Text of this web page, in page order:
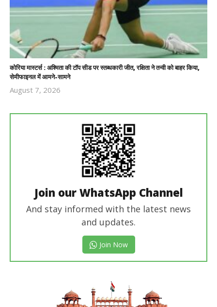
कोरिया मास्टर्स : अश्मिता की टॉप सीड पर स्तब्धकारी जीत, रक्षिता ने तन्वी को बाहर किया,
सेमीफाइनल में आमने-सामने
August 7, 2026
Join our WhatsApp Channel
And stay informed with the latest news
and updates.
Join Now